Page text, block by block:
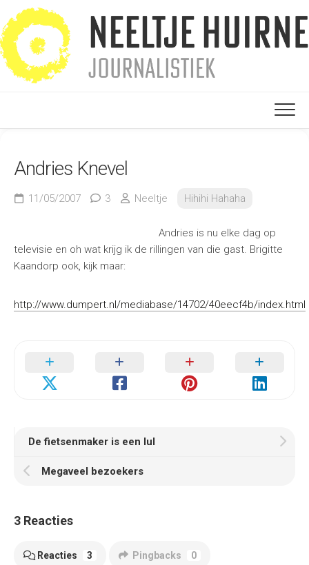
naar
de
inhoud
Andries Knevel
11/05/2007 3 Neeltje Hihihi Hahaha
Andries is nu elke dag op
televisie en oh wat krijg ik de rillingen van die gast. Brigitte
Kaandorp ook, kijk maar:
http://www.dumpert.nl/mediabase/14702/40eecf4b/index.html
De fietsenmaker is een lul
Megaveel bezoekers
3 Reacties
Reacties 3 Pingbacks 0